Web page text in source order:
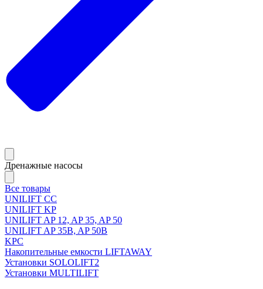
Дренажные насосы
Все товары
UNILIFT CC
UNILIFT KP
UNILIFT AP 12, AP 35, AP 50
UNILIFT AP 35B, AP 50B
KPC
Накопительные емкости LIFTAWAY
Установки SOLOLIFT2
Установки MULTILIFT